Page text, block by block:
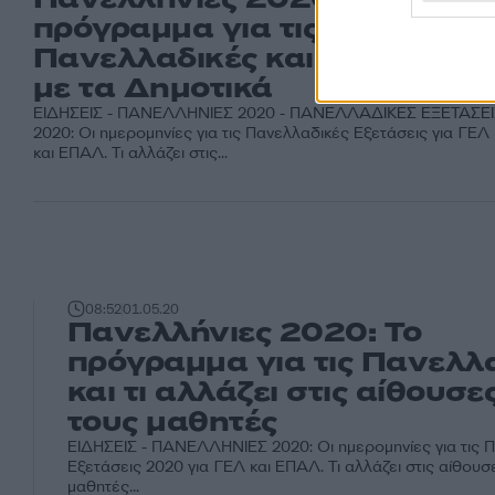
πρόγραμμα για τις
Πανελλαδικές και τι θα γίνει
με τα Δημοτικά
ΕΙΔΗΣΕΙΣ - ΠΑΝΕΛΛΗΝΙΕΣ 2020 - ΠΑΝΕΛΛΑΔΙΚΕΣ
2020: Οι ημερομηνίες για τις Πανελλαδικές Εξετάσεις για ΓΕΛ
και ΕΠΑΛ. Τι αλλάζει στις...
08:5201.05.20
Πανελλήνιες 2020: Το
πρόγραμμα για τις
και τι αλλάζει στις
τους μαθητές
ΕΙΔΗΣΕΙΣ - ΠΑΝΕΛΛΗΝΙΕΣ 2020: Οι ημερομηνίες για τις
Εξετάσεις 2020 για ΓΕΛ και ΕΠΑΛ. Τι αλλάζει στις
μαθητές...